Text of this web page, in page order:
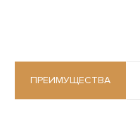
ПРЕИМУЩЕСТВА